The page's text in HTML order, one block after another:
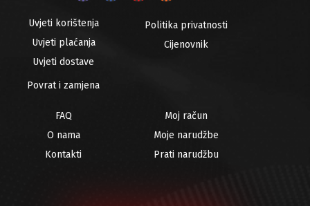
Uvjeti korištenja
Uvjeti plaćanja
Uvjeti dostave
Povrat i zamjena
Politika privatnosti
Cijenovnik
FAQ
O nama
Kontakti
Moj račun
Moje narudžbe
Prati narudžbu